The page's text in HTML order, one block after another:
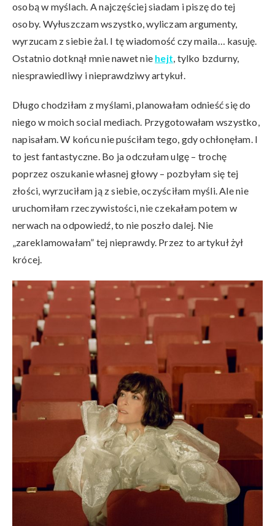
osobą w myślach. A najczęściej siadam i piszę do tej
osoby. Wyłuszczam wszystko, wyliczam argumenty,
wyrzucam z siebie żal. I tę wiadomość czy maila… kasuję.
Ostatnio dotknął mnie nawet nie hejt, tylko bzdurny,
niesprawiedliwy i nieprawdziwy artykuł.
Długo chodziłam z myślami, planowałam odnieść się do
niego w moich social mediach. Przygotowałam wszystko,
napisałam. W końcu nie puściłam tego, gdy ochłonęłam. I
to jest fantastyczne. Bo ja odczułam ulgę – trochę
poprzez oszukanie własnej głowy – pozbyłam się tej
złości, wyrzuciłam ją z siebie, oczyściłam myśli. Ale nie
uruchomiłam rzeczywistości, nie czekałam potem w
nerwach na odpowiedź, to nie poszło dalej. Nie
„zareklamowałam” tej nieprawdy. Przez to artykuł żył
krócej.